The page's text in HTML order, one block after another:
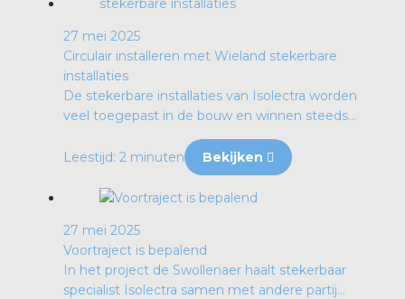
27 mei 2025
Circulair installeren met Wieland stekerbare
installaties
De stekerbare installaties van Isolectra worden
veel toegepast in de bouw en winnen steeds...
Leestijd: 2 minuten Bekijken
27 mei 2025
Voortraject is bepalend
In het project de Swollenaer haalt stekerbaar
specialist Isolectra samen met andere partij...